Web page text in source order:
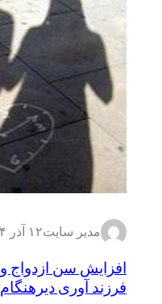
مدیر سایت۱۲ آذر ۱۴۰۴
فرزند آوری دیرهنگام